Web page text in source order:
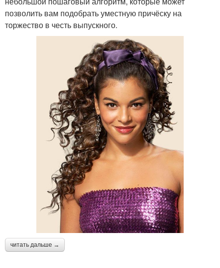
позволить вам подобрать уместную причёску на
торжество в честь выпускного.
читать дальше →